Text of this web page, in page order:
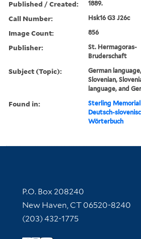
Published / Created: 1889.
Call Number: Hsk16 G3 J26c
Image Count: 856
Publisher:
St. Hermagoras-
Bruderschaft
Subject (Topic):
German language,
Slovenian,
language, and
Found in: Sterling
Deutsch-
Wörterbuch
Contact Information
P.O. Box 208240
New Haven, CT 06520-8240
(203) 432-1775